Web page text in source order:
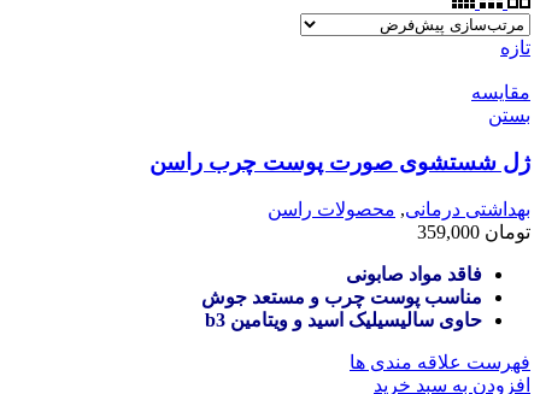
تازه
مقایسه
بستن
ژل شستشوی صورت پوست چرب راسن
بهداشتی درمانی, محصولات راسن
تومان
فاقد مواد صابونی
مناسب پوست چرب و مستعد جوش
حاوی سالیسیلیک اسید و ویتامین b3
فهرست علاقه مندی ها
افزودن به سبد خرید